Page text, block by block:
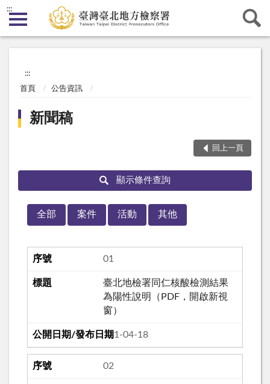
:::
:::
首頁 公告資訊
新聞稿
回上一頁
顯示條件查詢
全部 案件 活動 其他
01
臺北地檢署同仁核酸檢測結果
為陽性說明（PDF，開啟新視
窗）
111-04-18
02